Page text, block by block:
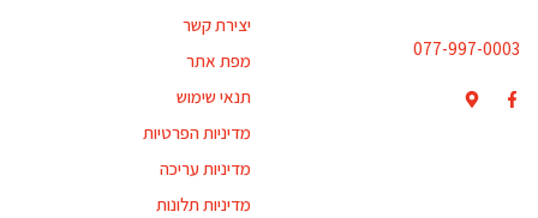
077-997-0003
יצירת קשר
מפת אתר
תנאי שימוש
מדיניות הפרטיות
מדיניות עריכה
מדיניות תלונות